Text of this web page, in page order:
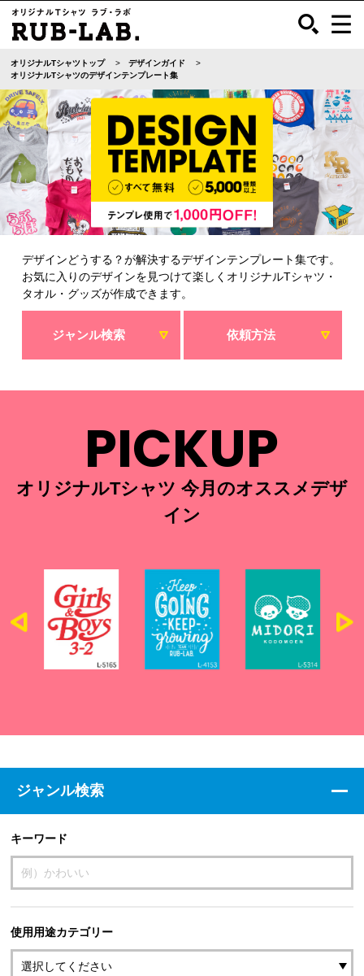
オリジナルTシャツトップ
デザインガイド
オリジナルTシャツのデザインテンプレート集
デザインどうする？が解決するデザインテンプレート集です。
お気に入りのデザインを見つけて楽しくオリジナルTシャツ・
タオル・グッズが作成できます。
ジャンル検索 依頼方法
PICKUP
オリジナルTシャツ 今月のオススメデザ
イン
ジャンル検索
キーワード
使用用途カテゴリー